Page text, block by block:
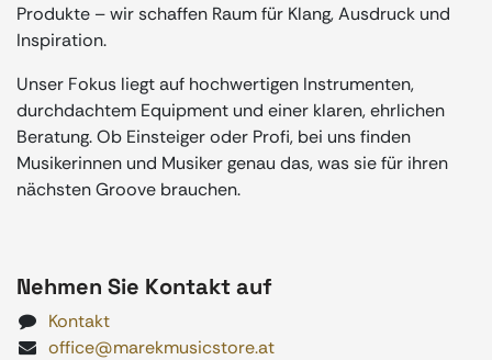
Produkte – wir schaffen Raum für Klang, Ausdruck und
Inspiration.
Unser Fokus liegt auf hochwertigen Instrumenten,
durchdachtem Equipment und einer klaren, ehrlichen
Beratung. Ob Einsteiger oder Profi, bei uns finden
Musikerinnen und Musiker genau das, was sie für ihren
nächsten Groove brauchen.
Nehmen Sie Kontakt auf
Kontakt
office@marekmusicstore.at